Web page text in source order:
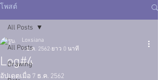
โพสต์
All Posts
Drawing
All Posts
Log#4
Loxsiana
1 ธ.ค. 2562 ยาว 0 นาที
อัปเดตเมื่อ 7 ธ.ค. 2562